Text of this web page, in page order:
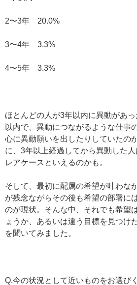
2〜3年 20.0%
3〜4年 3.3%
4〜5年 3.3%
ほとんどの人が3年以内に異動があ
以内で、異動につながるような仕事
心に異動願いを出したりしていたの
に、3年以上経過してから異動した
レアケースといえるのかも。
そして、最初に配属の希望が叶わな
が残念ながらその後も希望の部署に
のが現状。そんな中、それでも希望
ょうか、あるいは違う目標を見つけ
を聞いてみました。
Q.今の状況として近いものをお選び